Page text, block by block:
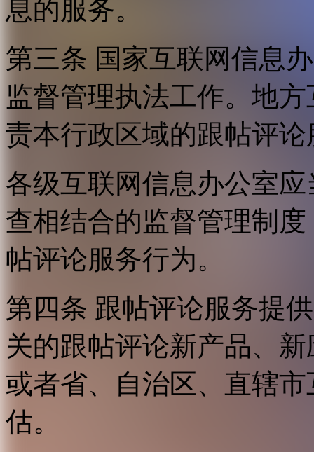
息的服务。
第三条 国家互联网信息
监督管理执法工作。地
责本行政区域的跟帖评
各级互联网信息办公室
查相结合的监督管理制
帖评论服务行为。
第四条 跟帖评论服务提
关的跟帖评论新产品、
或者省、自治区、直辖
估。